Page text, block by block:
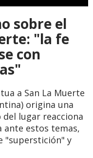
sobre el
"la fe
con
a San La Muerte
origina una
lugar reacciona
ante estos temas,
"superstición" y